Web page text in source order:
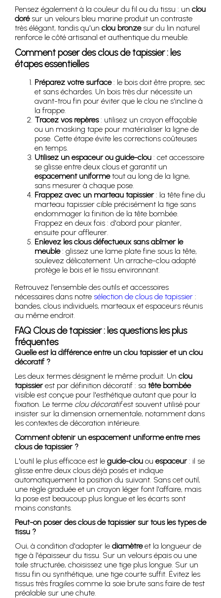
Pensez également à la couleur du fil ou du tissu : un clou
dorésur un velours bleu marine produit un contraste
très élégant, tandis qu'un clou bronzesur du lin naturel
renforce le côté artisanal et authentique du meuble.
Comment poser des clous de tapissier : les
étapes essentielles
Préparez votre surface: le bois doit être propre, sec
et sans échardes. Un bois très dur nécessite un
avant-trou fin pour éviter que le clou ne s'incline à
la frappe.
Tracez vos repères: utilisez un crayon effaçable
ou un masking tape pour matérialiser la ligne de
pose. Cette étape évite les corrections coûteuses
en temps.
Utilisez un espaceur ou guide-clou : cet accessoire
se glisse entre deux clous et garantit un
espacement uniformetout au long de la ligne,
sans mesurer à chaque pose.
Frappez avec un marteau tapissier: la tête fine du
marteau tapissier cible précisément la tige sans
endommager la finition de la tête bombée.
Frappez en deux fois : d'abord pour planter,
ensuite pour affleurer.
Enlevez les clous défectueux sans abîmer le
meuble: glissez une lame plate fine sous la tête,
soulevez délicatement. Un arrache-clou adapté
protège le bois et le tissu environnant.
Retrouvez l'ensemble des outils et accessoires
nécessaires dans notre sélection de clous de tapissier :
bandes, clous individuels, marteaux et espaceurs réunis
au même endroit.
FAQ Clous de tapissier : les questions les plus
fréquentes
Quelle est la différence entre un clou tapissier et un clou
décoratif ?
Les deux termes désignent le même produit. Un clou
tapissierest par définition décoratif : sa tête bombée
visible est conçue pour l'esthétique autant que pour la
fixation. Le terme clou décoratifest souvent utilisé pour
insister sur la dimension ornementale, notamment dans
les contextes de décoration intérieure.
Comment obtenir un espacement uniforme entre mes
clous de tapissier ?
L'outil le plus efficace est le guide-clou ou espaceur: il se
glisse entre deux clous déjà posés et indique
automatiquement la position du suivant. Sans cet outil,
une règle graduée et un crayon léger font l'affaire, mais
la pose est beaucoup plus longue et les écarts sont
moins constants.
Peut-on poser des clous de tapissier sur tous les types de
tissu ?
Oui, à condition d'adapter le diamètreet la longueur de
tige à l'épaisseur du tissu. Sur un velours épais ou une
toile structurée, choisissez une tige plus longue. Sur un
tissu fin ou synthétique, une tige courte suffit. Évitez les
tissus très fragiles comme la soie brute sans faire de test
préalable sur une chute.